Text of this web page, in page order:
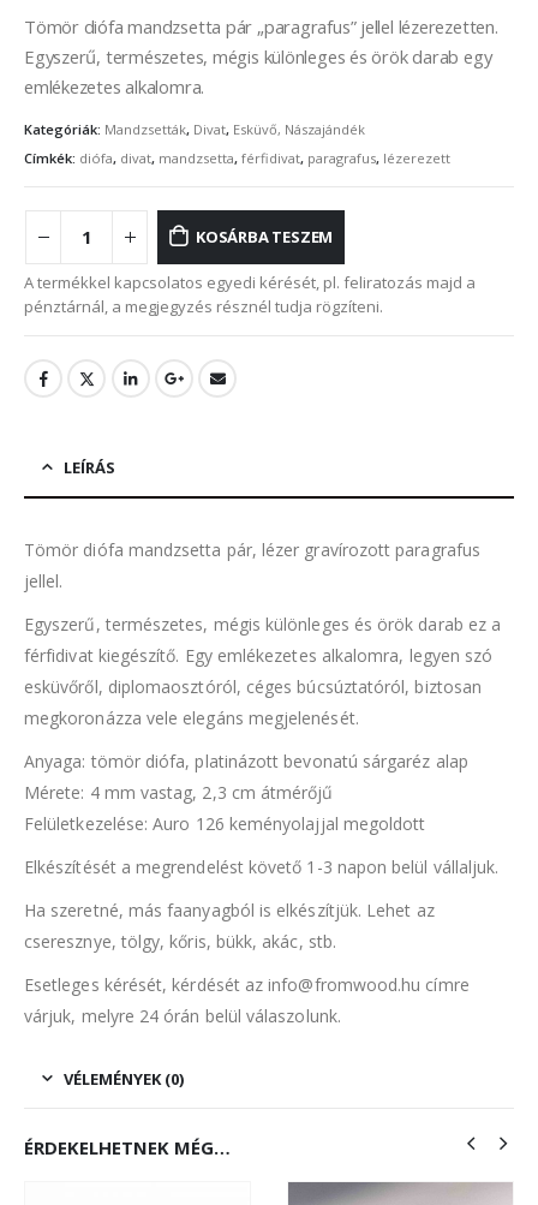
Tömör diófa mandzsetta pár „paragrafus” jellel lézerezetten.
Egyszerű, természetes, mégis különleges és örök darab egy
emlékezetes alkalomra.
Kategóriák: Mandzsetták, Divat, Esküvő, Nászajándék
Címkék: diófa, divat, mandzsetta, férfidivat, paragrafus, lézerezett
KOSÁRBA TESZEM
A termékkel kapcsolatos egyedi kérését, pl. feliratozás majd a
pénztárnál, a megjegyzés résznél tudja rögzíteni.
LEÍRÁS
Tömör diófa mandzsetta pár, lézer gravírozott paragrafus
jellel.
Egyszerű, természetes, mégis különleges és örök darab ez a
férfidivat kiegészítő. Egy emlékezetes alkalomra, legyen szó
esküvőről, diplomaosztóról, céges búcsúztatóról, biztosan
megkoronázza vele elegáns megjelenését.
Anyaga: tömör diófa, platinázott bevonatú sárgaréz alap
Mérete: 4 mm vastag, 2,3 cm átmérőjű
Felületkezelése: Auro 126 keményolajjal megoldott
Elkészítését a megrendelést követő 1-3 napon belül vállaljuk.
Ha szeretné, más faanyagból is elkészítjük. Lehet az
cseresznye, tölgy, kőris, bükk, akác, stb.
Esetleges kérését, kérdését az info@fromwood.hu címre
várjuk, melyre 24 órán belül válaszolunk.
VÉLEMÉNYEK (0)
ÉRDEKELHETNEK MÉG…